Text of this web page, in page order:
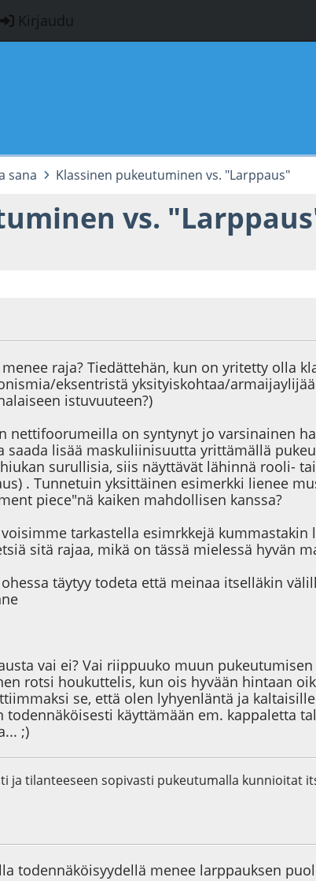
Kirjaudu
sana Klassinen pukeutuminen vs. "Larppaus"
vs.
raja? Tiedättehän, kun on yritetty olla
eksentristä yksityiskohtaa/
istuvuuteen?)
nettifoorumeilla on syntynyt jo varsinainen
saada lisää maskuliinisuutta yrittämällä
surullisia, siis näyttävät lähinnä rooli-
. Tunnetuin yksittäinen esimerkki lienee
piece"nä kaiken mahdollisen kanssa?
voisimme tarkastella esimrkkejä
sitä rajaa, mikä on tässä mielessä hyvän
ohessa täytyy todeta että meinaa itselläkin
vai ei? Vai riippuuko muun
rotsi houkuttelis, kun ois hyvään hintaan
se, että olen lyhyenläntä ja
todennäköisesti käyttämään em. kappaletta
;)
ja tilanteeseen sopivasti pukeutumalla kunnioitat
todennäköisyydellä menee larppauksen